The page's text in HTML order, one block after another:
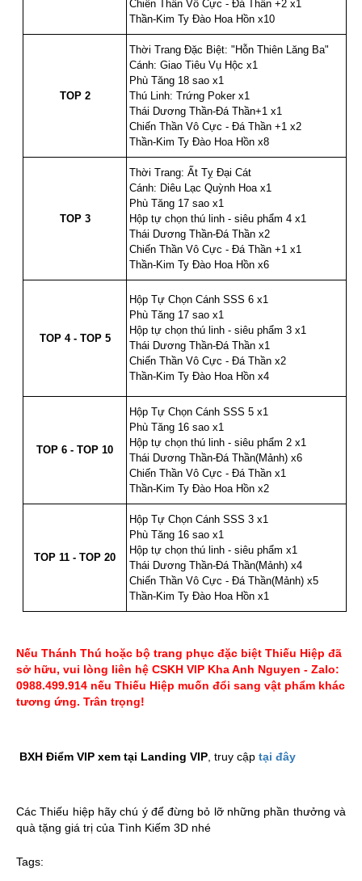
Chiến Thần Vô Cực - Đá Thần +2 x1
Thần-Kim Ty Đào Hoa Hồn x10
TOP 2
Thời Trang Đặc Biệt: "Hỗn Thiên Lăng Ba"
Cánh: Giao Tiêu Vụ Hộc x1
Phù Tăng 18 sao x1
Thú Linh: Trứng Poker x1
Thái Dương Thần-Đá Thần+1 x1
Chiến Thần Vô Cực - Đá Thần +1 x2
Thần-Kim Ty Đào Hoa Hồn x8
TOP 3
Thời Trang: Ất Tỵ Đại Cát
Cánh: Diêu Lạc Quỳnh Hoa x1
Phù Tăng 17 sao x1
Hộp tự chọn thú linh - siêu phẩm 4 x1
Thái Dương Thần-Đá Thần x2
Chiến Thần Vô Cực - Đá Thần +1 x1
Thần-Kim Ty Đào Hoa Hồn x6
TOP 4 - TOP 5
Hộp Tự Chọn Cánh SSS 6 x1
Phù Tăng 17 sao x1
Hộp tự chọn thú linh - siêu phẩm 3 x1
Thái Dương Thần-Đá Thần x1
Chiến Thần Vô Cực - Đá Thần x2
Thần-Kim Ty Đào Hoa Hồn x4
TOP 6 - TOP 10
Hộp Tự Chọn Cánh SSS 5 x1
Phù Tăng 16 sao x1
Hộp tự chọn thú linh - siêu phẩm 2 x1
Thái Dương Thần-Đá Thần(Mảnh) x6
Chiến Thần Vô Cực - Đá Thần x1
Thần-Kim Ty Đào Hoa Hồn x2
TOP 11 - TOP 20
Hộp Tự Chọn Cánh SSS 3 x1
Phù Tăng 16 sao x1
Hộp tự chọn thú linh - siêu phẩm x1
Thái Dương Thần-Đá Thần(Mảnh) x4
Chiến Thần Vô Cực - Đá Thần(Mảnh) x5
Thần-Kim Ty Đào Hoa Hồn x1
Nếu Thánh Thú hoặc bộ trang phục đặc biệt Thiếu Hiệp đã
sở hữu, vui lòng liên hệ CSKH VIP Kha Anh Nguyen - Zalo:
0988.499.914 nếu Thiếu Hiệp muốn đổi sang vật phẩm khác
tương ứng. Trân trọng!
BXH Điểm VIP xem tại Landing VIP , truy cập tại đây
Các Thiếu hiệp hãy chú ý để đừng bỏ lỡ những phần thưởng và
quà tặng giá trị của Tình Kiếm 3D nhé
Tags: